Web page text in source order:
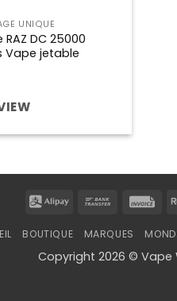
UNIQUE
DC 25000
Vape jetable
Alipay
Bank
BOUTIQUE MARQUES
Copyright 2026 © Vape